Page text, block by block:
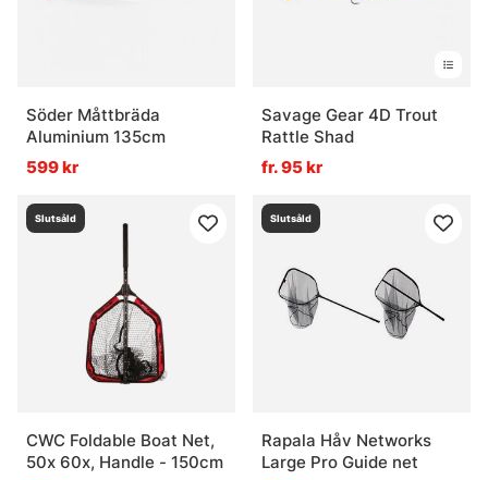
Söder Måttbräda
Aluminium 135cm
599 kr
Savage Gear 4D Trout
Rattle Shad
fr. 95 kr
Slutsåld
CWC Foldable Boat Net,
50x 60x, Handle - 150cm
Slutsåld
Rapala Håv Networks
Large Pro Guide net